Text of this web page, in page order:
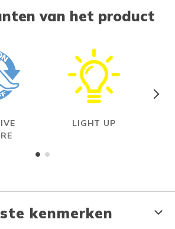
van het product
LIGHT UP
kenmerken